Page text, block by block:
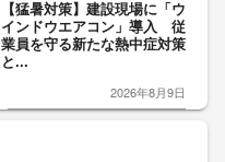
【猛暑対策】建設現場に「ウ
インドウエアコン」導入 従
業員を守る新たな熱中症対策
と...
2026年8月9日